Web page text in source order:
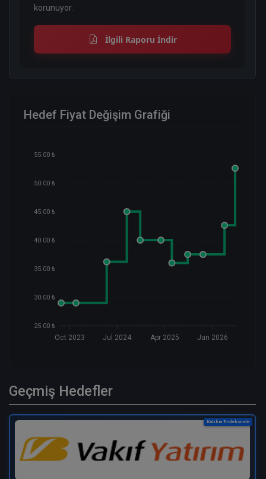
korunuyor.
İlgili Raporu İndir
Hedef Fiyat Değişim Grafiği
55.00 ₺
50.00 ₺
45.00 ₺
40.00 ₺
35.00 ₺
30.00 ₺
25.00 ₺
Oct 2023 Jul 2024 Apr 2025 Jan 2026
Geçmiş Hedefler
Katılım Endeksinde